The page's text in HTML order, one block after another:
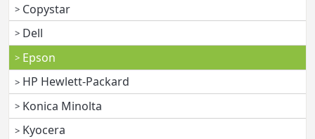
Copystar
Dell
Epson
HP Hewlett-Packard
Konica Minolta
Kyocera